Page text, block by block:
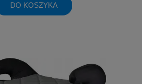
DO KOSZYKA